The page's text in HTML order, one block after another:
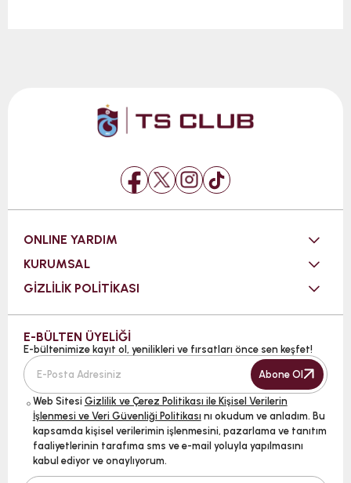
ONLINE YARDIM
KURUMSAL
GİZLİLİK POLİTİKASI
E-BÜLTEN ÜYELİĞİ
E-bültenimize kayıt ol, yenilikleri ve fırsatları önce sen keşfet!
Abone Ol
Web Sitesi Gizlilik ve Çerez Politikası ile Kişisel Verilerin
İşlenmesi ve Veri Güvenliği Politikası nı okudum ve anladım. Bu
kapsamda kişisel verilerimin işlenmesini, pazarlama ve tanıtım
faaliyetlerinin tarafıma sms ve e-mail yoluyla yapılmasını
kabul ediyor ve onaylıyorum.